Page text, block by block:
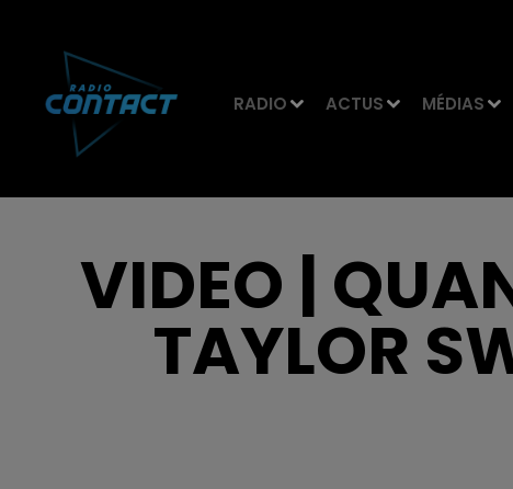
RADIO ACTUS MÉDIAS
VIDEO |
TAYLOR